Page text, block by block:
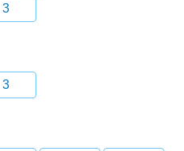
3
3